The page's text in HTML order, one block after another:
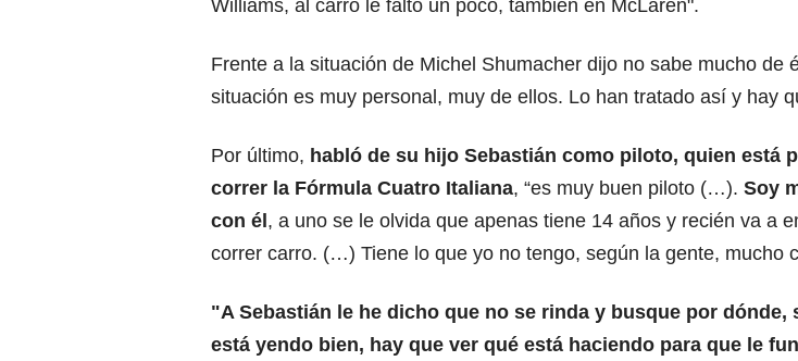
Williams, al carro le faltó un poco, también en McLaren".
Frente a la situación de Michel Shumacher dijo no sabe mucho de
situación es muy personal, muy de ellos. Lo han tratado así y hay
Por último, habló de su hijo Sebastián como piloto, quien está
correr la Fórmula Cuatro Italiana, “es muy buen piloto (…). Soy
con él , a uno se le olvida que apenas tiene 14 años y recién va a
correr carro. (…) Tiene lo que yo no tengo, según la gente, mucho
"A Sebastián le he dicho que no se rinda y busque por dónde,
está yendo bien, hay que ver qué está haciendo para que le